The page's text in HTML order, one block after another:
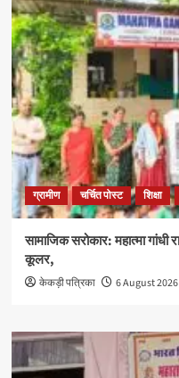
ग्रामीण चर्चित पोस्ट शिक्षा
सामाजिक सरोकार: महात्मा गांधी
कूलर,
केकड़ी पत्रिका 6 August 2026